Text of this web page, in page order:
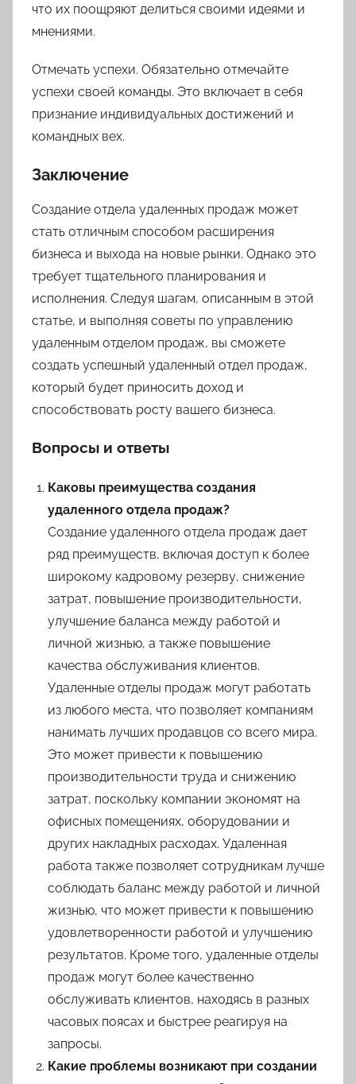
что их поощряют делиться своими идеями и
мнениями.
Отмечать успехи. Обязательно отмечайте
успехи своей команды. Это включает в себя
признание индивидуальных достижений и
командных вех.
Заключение
Создание отдела удаленных продаж может
стать отличным способом расширения
бизнеса и выхода на новые рынки. Однако это
требует тщательного планирования и
исполнения. Следуя шагам, описанным в этой
статье, и выполняя советы по управлению
удаленным отделом продаж, вы сможете
создать успешный удаленный отдел продаж,
который будет приносить доход и
способствовать росту вашего бизнеса.
Вопросы и ответы
Каковы преимущества создания
удаленного отдела продаж?
Создание удаленного отдела продаж дает
ряд преимуществ, включая доступ к более
широкому кадровому резерву, снижение
затрат, повышение производительности,
улучшение баланса между работой и
личной жизнью, а также повышение
качества обслуживания клиентов.
Удаленные отделы продаж могут работать
из любого места, что позволяет компаниям
нанимать лучших продавцов со всего мира.
Это может привести к повышению
производительности труда и снижению
затрат, поскольку компании экономят на
офисных помещениях, оборудовании и
других накладных расходах. Удаленная
работа также позволяет сотрудникам лучше
соблюдать баланс между работой и личной
жизнью, что может привести к повышению
удовлетворенности работой и улучшению
результатов. Кроме того, удаленные отделы
продаж могут более качественно
обслуживать клиентов, находясь в разных
часовых поясах и быстрее реагируя на
запросы.
Какие проблемы возникают при создании